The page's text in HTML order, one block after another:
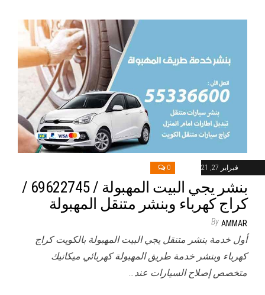
فبراير 27, 2021 0
بنشر يجي البيت المهبولة / 69622745‬ /
كراج كهرباء وبنشر متنقل المهبولة
By AMMAR
أول خدمة بنشر متنقل يجي البيت المهبولة بالكويت كراج
كهرباء وبنشر خدمة طريق المهبولة كهربائي ميكانيك
متخصص إصلاح السيارات عند…